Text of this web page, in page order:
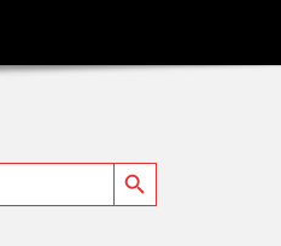
Search Button